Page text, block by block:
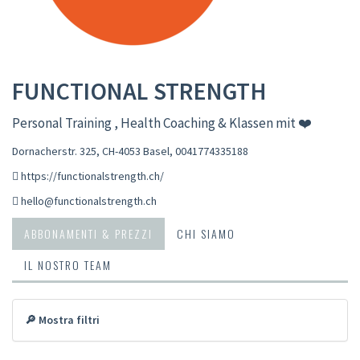
FUNCTIONAL STRENGTH
Personal Training , Health Coaching & Klassen mit ❤️
Dornacherstr. 325, CH-4053 Basel, 0041774335188
https://functionalstrength.ch/
hello@functionalstrength.ch
ABBONAMENTI & PREZZI
CHI SIAMO
IL NOSTRO TEAM
🔎 Mostra filtri